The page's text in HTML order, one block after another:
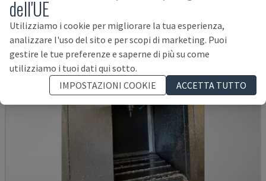
dell'UE
Utilizziamo i cookie per migliorare la tua esperienza,
analizzare l'uso del sito e per scopi di marketing. Puoi
gestire le tue preferenze e saperne di più su come
utilizziamo i tuoi dati qui sotto.
IMPOSTAZIONI COOKIE
ACCETTA TUTTO